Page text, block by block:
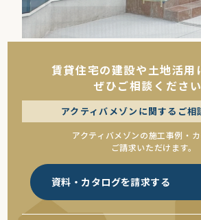
賃貸住宅の建設や土地活用
ぜひご相談ください
アクティバメゾンに関するご相
アクティバメゾンの施工事例・
ご請求いただけます。
資料・カタログを請求する